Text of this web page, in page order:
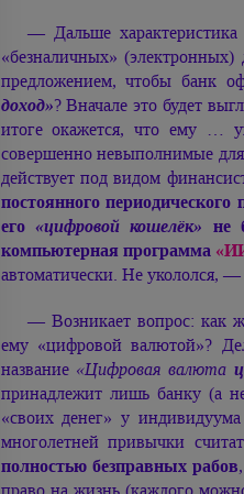
— Дальше
«безналичных» (электронных)
предложением, чтобы банк
доход»? Вначале это будет
итоге окажется, что ему …
совершенно невыполнимые для
действует под видом
постоянного
его «цифровой кошелёк» не
компьютерная программа
автоматически. Не укололся,
— Возникает вопрос: как
ему «цифровой валютой»?
название «Цифровая валюта
принадлежит лишь банку (а
«своих денег» у
многолетней привычки
полностью безправных рабов